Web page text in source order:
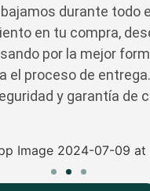
durante todo
en tu compra,
por la mejor
el proceso de
y garantía de